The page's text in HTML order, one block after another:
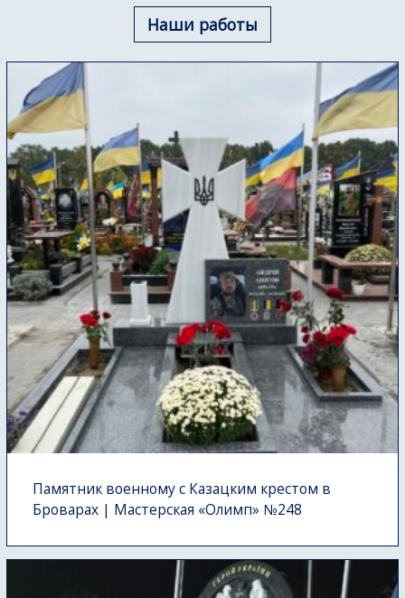
Наши работы
Памятник военному с Казацким крестом в
Броварах | Мастерская «Олимп» №248